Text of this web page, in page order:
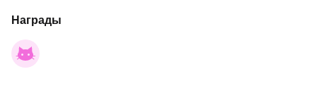
Награды